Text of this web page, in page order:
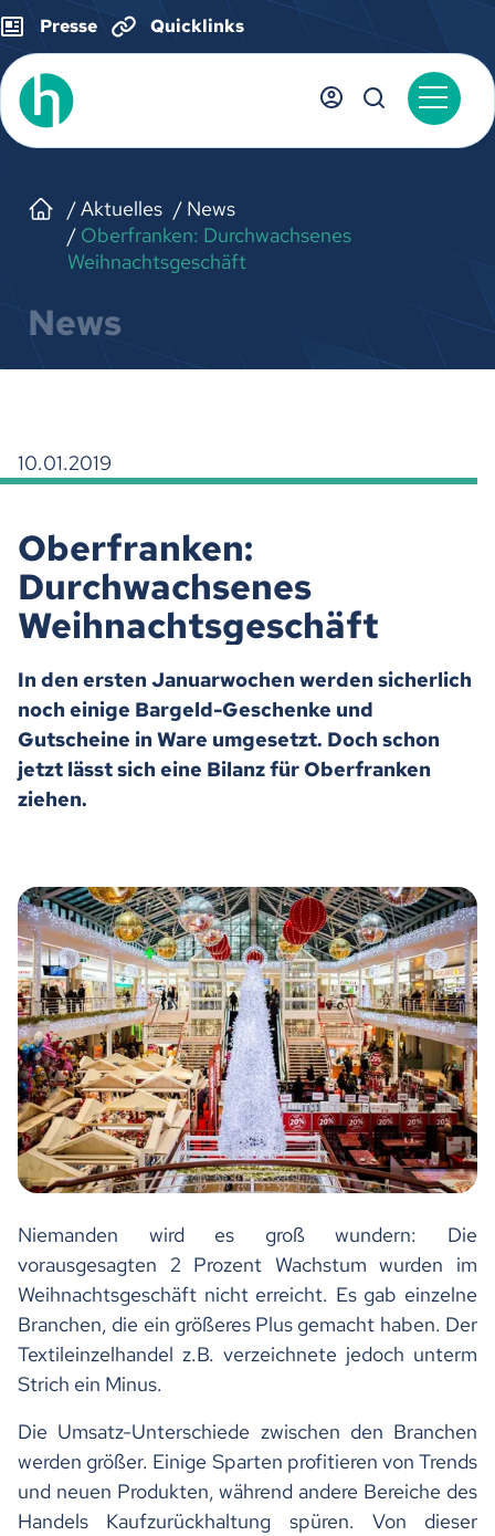
Presse Quicklinks
Aktuelles
News
Oberfranken: Durchwachsenes
Weihnachtsgeschäft
News
10.01.2019
Oberfranken:
Durchwachsenes
Weihnachtsgeschäft
In den ersten Januarwochen werden sicherlich
noch einige Bargeld-Geschenke und
Gutscheine in Ware umgesetzt. Doch schon
jetzt lässt sich eine Bilanz für Oberfranken
ziehen.
Niemanden wird es groß wundern: Die
vorausgesagten 2 Prozent Wachstum wurden im
Weihnachtsgeschäft nicht erreicht. Es gab einzelne
Branchen, die ein größeres Plus gemacht haben. Der
Textileinzelhandel z.B. verzeichnete jedoch unterm
Strich ein Minus.
Die Umsatz-Unterschiede zwischen den Branchen
werden größer. Einige Sparten profitieren von Trends
und neuen Produkten, während andere Bereiche des
Handels Kaufzurückhaltung spüren. Von dieser